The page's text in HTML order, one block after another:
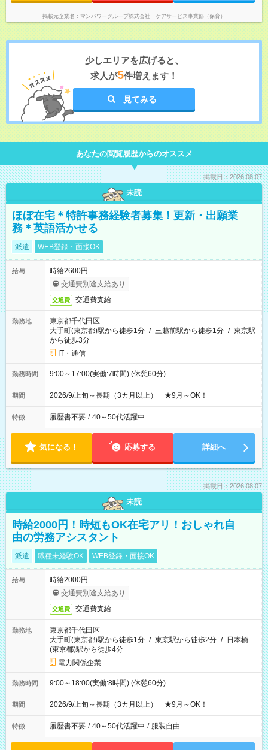
掲載元企業名 マンパワーグループ株式会社 ケアサービス事業部（保育）
少しエリアを広げると、
求人が5件増えます！
見てみる
あなたの閲覧履歴からのオススメ
掲載日：2026.08.07
未読
ほぼ在宅＊特許事務経験者募集！更新・出願業
務＊英語活かせる
派遣 WEB登録・面接OK
給与
時給2600円
交通費別途支給あり
交通費 交通費支給
勤務地
東京都千代田区
大手町(東京都)駅から徒歩1分 / 三越前駅から徒歩1分 / 東京駅
から徒歩3分
IT・通信
勤務時間 9:00～17:00(実働:7時間) (休憩60分)
期間 2026/9/上旬～長期（3カ月以上） ★9月～OK！
特徴 履歴書不要 / 40～50代活躍中
気になる！ 応募する 詳細へ
掲載日：2026.08.07
未読
時給2000円！時短もOK在宅アリ！おしゃれ自
由の労務アシスタント
派遣 職種未経験OK WEB登録・面接OK
給与
時給2000円
交通費別途支給あり
交通費 交通費支給
勤務地
東京都千代田区
大手町(東京都)駅から徒歩1分 / 東京駅から徒歩2分 / 日本橋
(東京都)駅から徒歩4分
電力関係企業
勤務時間 9:00～18:00(実働:8時間) (休憩60分)
期間 2026/9/上旬～長期（3カ月以上） ★9月～OK！
特徴 履歴書不要 / 40～50代活躍中 / 服装自由